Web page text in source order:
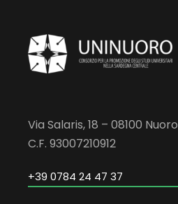
Via Salaris, 18 – 08100 Nuoro
C.F. 93007210912
+39 0784 24 47 37